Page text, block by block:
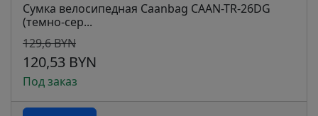
Сумка велосипедная Caanbag CAAN-TR-26DG
(темно-сер...
129,6 BYN
120,53 BYN
Под заказ